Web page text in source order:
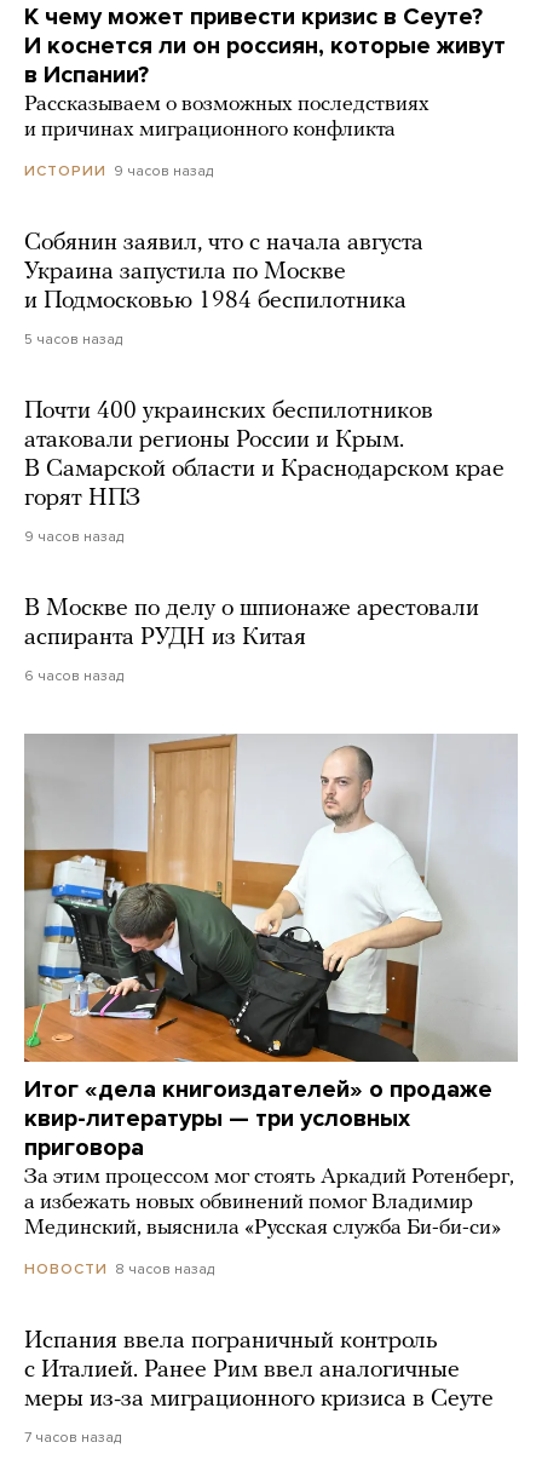
К чему может привести кризис в Сеуте?
И коснется ли он россиян, которые живут
в Испании?
Рассказываем о возможных последствиях
и причинах миграционного конфликта
ИСТОРИИ 9 часов назад
Собянин заявил, что с начала августа
Украина запустила по Москве
и Подмосковью 1984 беспилотника
5 часов назад
Почти 400 украинских беспилотников
атаковали регионы России и Крым.
В Самарской области и Краснодарском крае
горят НПЗ
9 часов назад
В Москве по делу о шпионаже арестовали
аспиранта РУДН из Китая
6 часов назад
Итог «дела книгоиздателей» о продаже
квир-литературы — три условных
приговора
За этим процессом мог стоять Аркадий Ротенберг,
а избежать новых обвинений помог Владимир
Мединский, выяснила «Русская служба Би-би-си»
НОВОСТИ 8 часов назад
Испания ввела пограничный контроль
с Италией. Ранее Рим ввел аналогичные
меры из-за миграционного кризиса в Сеуте
7 часов назад